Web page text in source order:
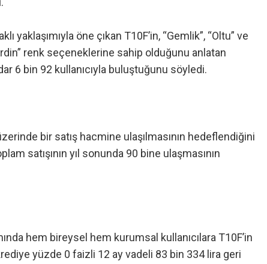
yaklaşımıyla öne çıkan T10F’in, “Gemlik”, “Oltu” ve
renk seçeneklerine sahip olduğunu anlatan
6 bin 92 kullanıcıyla buluştuğunu söyledi.
bir satış hacmine ulaşılmasının hedeflendiğini
satışının yıl sonunda 90 bine ulaşmasının
hem bireysel hem kurumsal kullanıcılara T10F’in
yüzde 0 faizli 12 ay vadeli 83 bin 334 lira geri